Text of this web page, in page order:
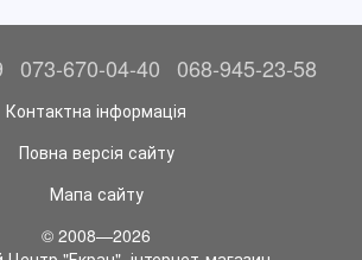
073-670-04-40 068-945-23-58
Контактна інформація
Повна версія сайту
Мапа сайту
© 2008—2026